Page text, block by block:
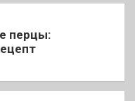
перцы: